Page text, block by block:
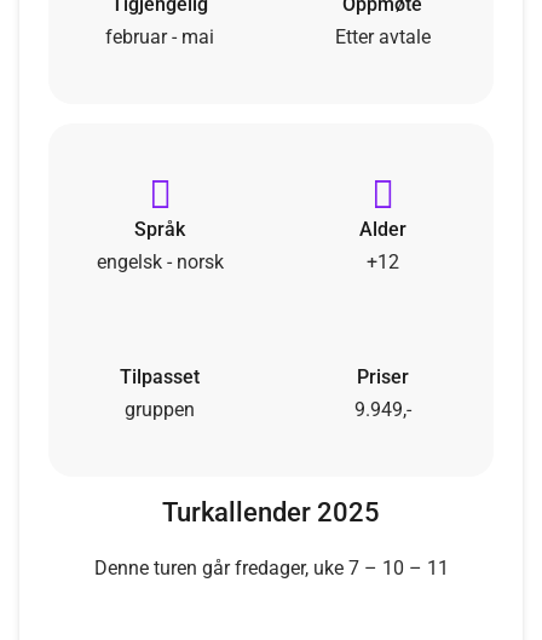
februar - mai
Etter avtale
Språk
engelsk - norsk
Alder
+12
Tilpasset
gruppen
Priser
9.949,-
Turkallender 2025
Denne turen går fredager, uke 7 – 10 – 11